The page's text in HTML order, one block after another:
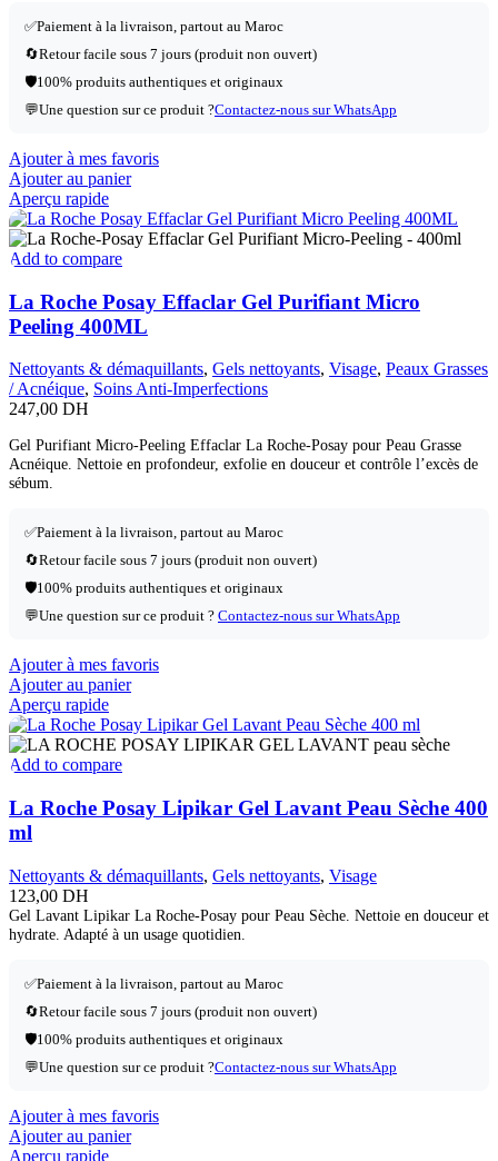
✅Paiement à la livraison, partout au Maroc
🔄Retour facile sous 7 jours (produit non ouvert)
🛡️100% produits authentiques et originaux
💬Une question sur ce produit ?Contactez-nous sur WhatsApp
Ajouter à mes favoris
Ajouter au panier
Aperçu rapide
Add to compare
La Roche Posay Effaclar Gel Purifiant Micro
Peeling 400ML
Nettoyants & démaquillants, Gels nettoyants, Visage, Peaux Grasses
/ Acnéique, Soins Anti-Imperfections
247,00 DH
Gel Purifiant Micro-Peeling Effaclar La Roche-Posay pour Peau Grasse
Acnéique. Nettoie en profondeur, exfolie en douceur et contrôle l’excès de
sébum.
✅Paiement à la livraison, partout au Maroc
🔄Retour facile sous 7 jours (produit non ouvert)
🛡️100% produits authentiques et originaux
💬Une question sur ce produit ? Contactez-nous sur WhatsApp
Ajouter à mes favoris
Ajouter au panier
Aperçu rapide
Add to compare
La Roche Posay Lipikar Gel Lavant Peau Sèche 400
ml
Nettoyants & démaquillants, Gels nettoyants, Visage
123,00 DH
Gel Lavant Lipikar La Roche-Posay pour Peau Sèche. Nettoie en douceur et
hydrate. Adapté à un usage quotidien.
✅Paiement à la livraison, partout au Maroc
🔄Retour facile sous 7 jours (produit non ouvert)
🛡️100% produits authentiques et originaux
💬Une question sur ce produit ?Contactez-nous sur WhatsApp
Ajouter à mes favoris
Ajouter au panier
Aperçu rapide